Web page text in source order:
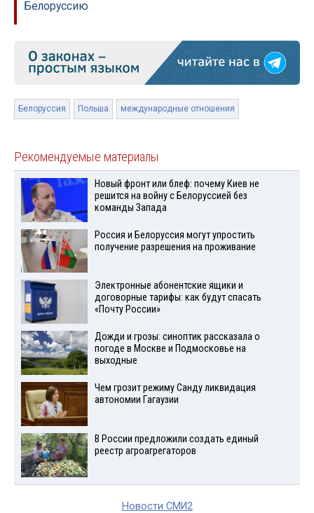
Белоруссию
Белоруссия Польша международные отношения
Рекомендуемые материалы
Новый фронт или блеф: почему Киев не
решится на войну с Белоруссией без
команды Запада
Россия и Белоруссия могут упростить
получение разрешения на проживание
Электронные абонентские ящики и
договорные тарифы: как будут спасать
«Почту России»
Дожди и грозы: синоптик рассказала о
погоде в Москве и Подмосковье на
выходные
Чем грозит режиму Санду ликвидация
автономии Гагаузии
В России предложили создать единый
реестр агроагрегаторов
Новости СМИ2